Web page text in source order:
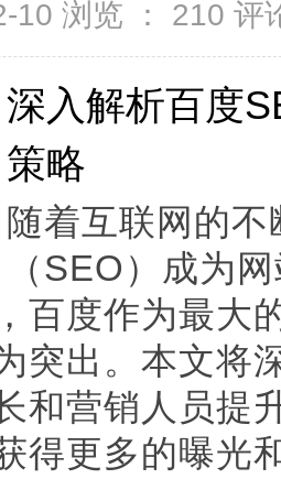
10 浏览 ： 210 评
深入解析百度
策略
随着互联网的
（SEO）成为
百度作为最大
突出。本文将
和营销人员提
得更多的曝光